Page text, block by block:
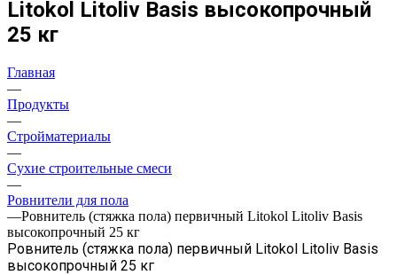
Litokol Litoliv Basis высокопрочный
25 кг
Главная
—
Продукты
—
Стройматериалы
—
Сухие строительные смеси
—
Ровнители для пола
—Ровнитель (стяжка пола) первичный Litokol Litoliv Basis
высокопрочный 25 кг
Ровнитель (стяжка пола) первичный Litokol Litoliv Basis
высокопрочный 25 кг